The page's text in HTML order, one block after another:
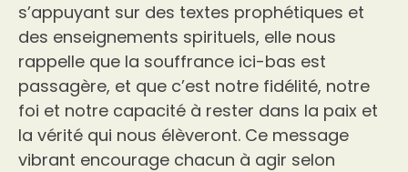
s’appuyant sur des textes prophétiques et
des enseignements spirituels, elle nous
rappelle que la souffrance ici-bas est
passagère, et que c’est notre fidélité, notre
foi et notre capacité à rester dans la paix et
la vérité qui nous élèveront. Ce message
vibrant encourage chacun à agir selon